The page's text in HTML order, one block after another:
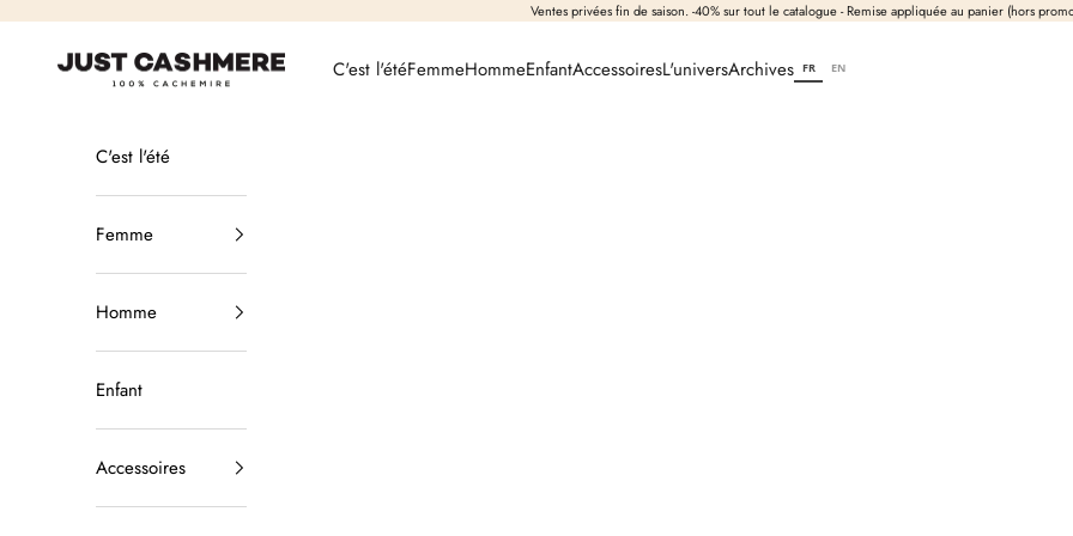
Ventes privées fin de saison. -40% sur tout le catalogue - Remise appliquée au panier (hors
Just Cashmere C'est l'étéFemmeHommeEnfantAccessoiresL'universArchives FR EN
C'est l'été
Femme
Homme
Enfant
Accessoires